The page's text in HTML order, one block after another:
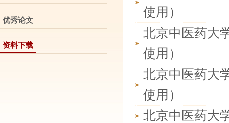
优秀论文
资料下载
使用）
北京中医药大
使用）
北京中医药大
使用）
北京中医药大